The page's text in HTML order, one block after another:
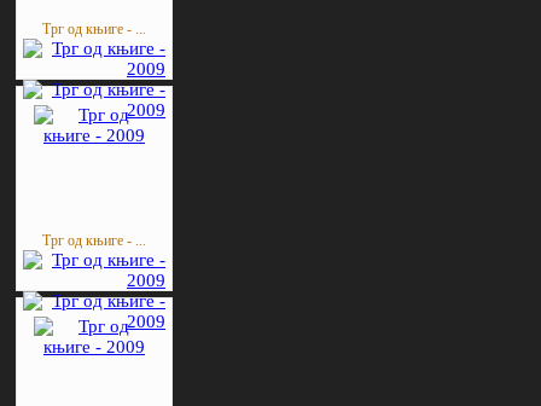
Трг од књиге - ...
Трг од књиге - ...